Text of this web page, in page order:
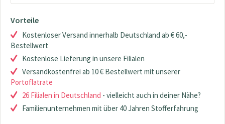
Vorteile
Kostenloser Versand innerhalb Deutschland ab € 60,-
Bestellwert
Kostenlose Lieferung in unsere Filialen
Versandkostenfrei ab 10 € Bestellwert mit unserer
Portoflatrate
26 Filialen in Deutschland - vielleicht auch in deiner Nähe?
Familienunternehmen mit über 40 Jahren Stofferfahrung